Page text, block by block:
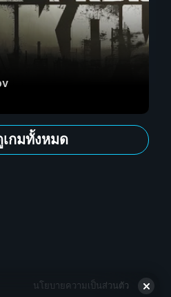
เกมทั้งหมด
นโยบายความเป็นส่วนตัว